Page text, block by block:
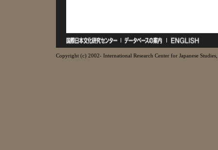
Copyright (c) 2002- International Research Center for Japanese